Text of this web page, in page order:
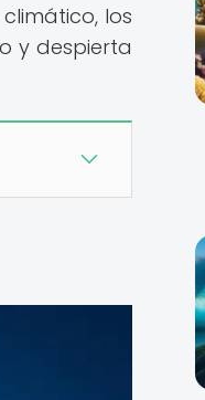
los
y despierta